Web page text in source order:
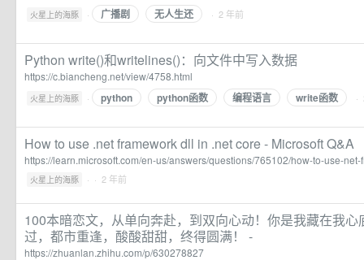
火星上的海豚 · 广播剧 无人生还 · 2 年前
Python write()和writelines()：向文件中写入数据
https://c.biancheng.net/view/4758.html
火星上的海豚 · python python函数 编程语言 write函数 ·
How to use .net framework dll in .net core - Microsoft Q&A
https://learn.microsoft.com/en-us/answers/questions/765102/how-to-use-
火星上的海豚 · · 2 年前
100本暗恋文，从单向奔赴，到双向心动！你是我藏在我
过，都市重逢，酸酸甜甜，终得圆满！ -
https://zhuanlan.zhihu.com/p/630278827